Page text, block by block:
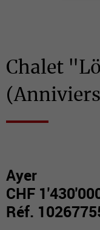
Chalet
Ayer
CHF
Réf.